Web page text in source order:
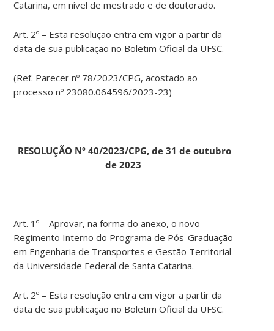
Catarina, em nível de mestrado e de doutorado.
Art. 2º – Esta resolução entra em vigor a partir da
data de sua publicação no Boletim Oficial da UFSC.
(Ref. Parecer nº 78/2023/CPG, acostado ao
processo nº 23080.064596/2023-23)
RESOLUÇÃO Nº 40/2023/CPG, de 31 de outubro
de 2023
Art. 1º – Aprovar, na forma do anexo, o novo
Regimento Interno do Programa de Pós-Graduação
em Engenharia de Transportes e Gestão Territorial
da Universidade Federal de Santa Catarina.
Art. 2º – Esta resolução entra em vigor a partir da
data de sua publicação no Boletim Oficial da UFSC.